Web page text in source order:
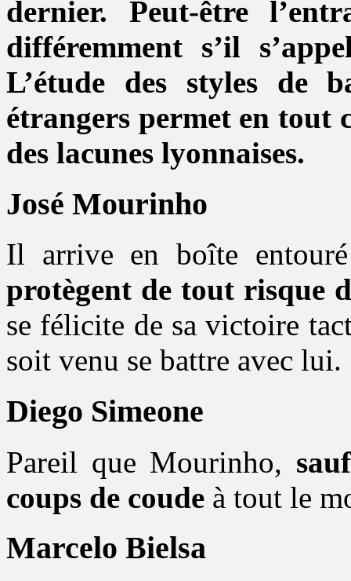
dernier. Peut-être
différemment s’il
L’étude des styles de
étrangers permet en tout
des lacunes lyonnaises.
José Mourinho
Il arrive en boîte
protègent de tout risque
se félicite de sa victoire
soit venu se battre avec lui.
Diego Simeone
Pareil que Mourinho,
coups de coude à tout le
Marcelo Bielsa